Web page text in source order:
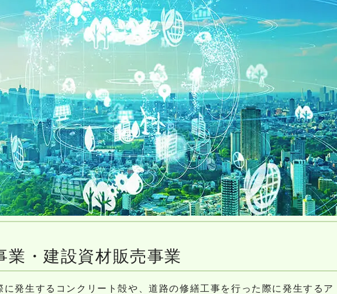
業・建設資材販売事業
に発生するコンクリート殻や、道路の修繕工事を行った際に発生するア